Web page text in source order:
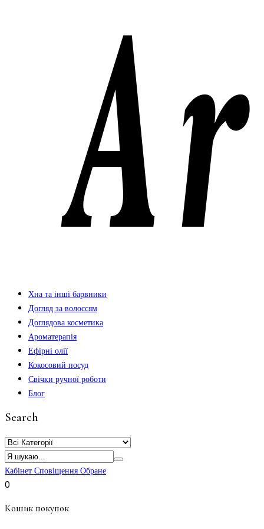
Хна та інші барвники
Догляд за волоссям
Доглядова косметика
Ароматерапія
Ефірні олії
Кокосовий посуд
Свічки ручної роботи
Блог
Search
Кабінет Сповіщення Обране
0
Кошик покупок